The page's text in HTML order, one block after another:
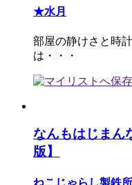
★水月
部屋の静けさと時
は・・・
なんもはじまん
版】
ねこじゃらし製鉄所